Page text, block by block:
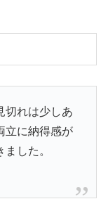
切れは少しあ
立に納得感が
した。